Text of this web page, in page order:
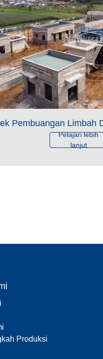
Pembuangan Limbah
Pelajari lebih
lanjut
Produksi